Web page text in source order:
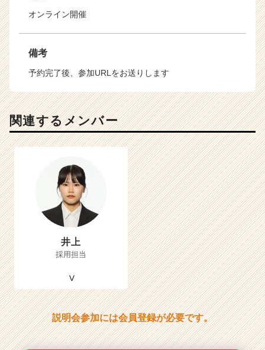
オンライン開催
備考
予約完了後、参加URLをお送りします
関連するメンバー
井上
採用担当
説明会参加には会員登録が必要です。